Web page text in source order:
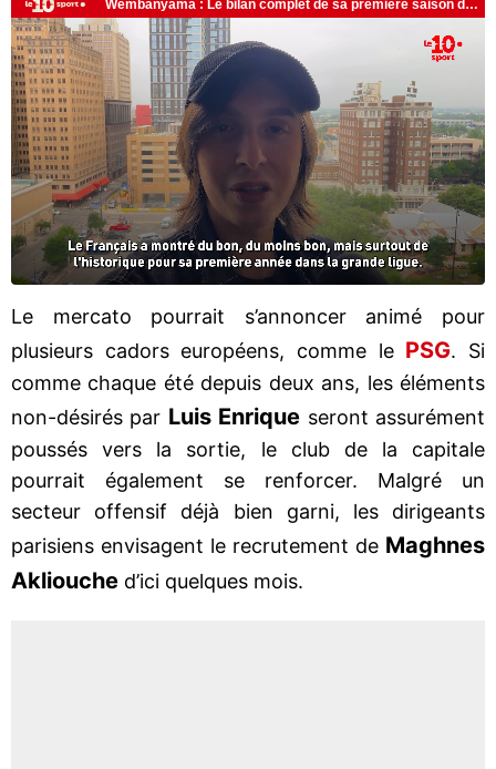
Le mercato pourrait s’annoncer animé pour
plusieurs cadors européens, comme le PSG. Si
comme chaque été depuis deux ans, les éléments
non-désirés par Luis Enrique seront assurément
poussés vers la sortie, le club de la capitale
pourrait également se renforcer. Malgré un
secteur offensif déjà bien garni, les dirigeants
parisiens envisagent le recrutement de Maghnes
Akliouche d’ici quelques mois.